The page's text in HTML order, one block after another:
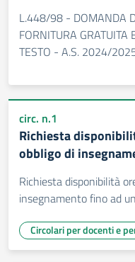
L.448/98 - DOMANDA
FORNITURA GRATUITA
TESTO - A.S. 2024/
circ. n.1
Richiesta
obbligo di
Richiesta disponibilità
insegnamento fino ad
Circolari per docenti e